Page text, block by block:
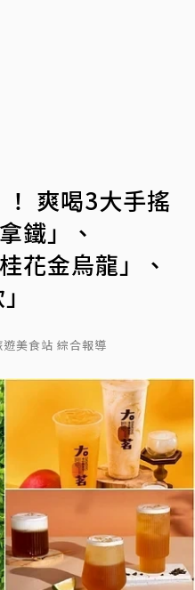
爽喝3大手搖
鐵」、
花金烏龍」、
美食站 綜合報導